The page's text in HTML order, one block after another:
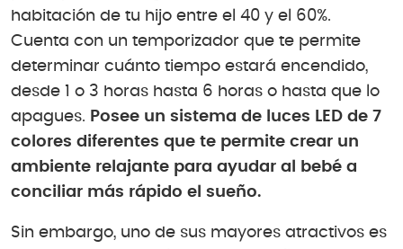
habitación de tu hijo entre el 40 y el 60%.
Cuenta con un temporizador que te permite
determinar cuánto tiempo estará encendido,
desde 1 o 3 horas hasta 6 horas o hasta que lo
apagues. Posee un sistema de luces LED de 7
colores diferentes que te permite crear un
ambiente relajante para ayudar al bebé a
conciliar más rápido el sueño.
Sin embargo, uno de sus mayores atractivos es